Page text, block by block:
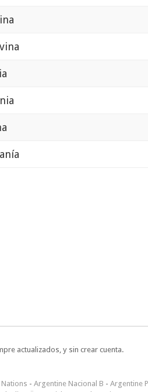
actualizados, y sin crear cuenta.
- Argentine Nacional B - Argentine